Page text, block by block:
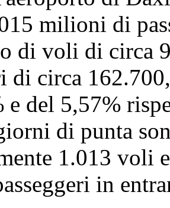
milioni di
di voli di circa
di circa
e del 5,57%
di punta
1.013 voli
in